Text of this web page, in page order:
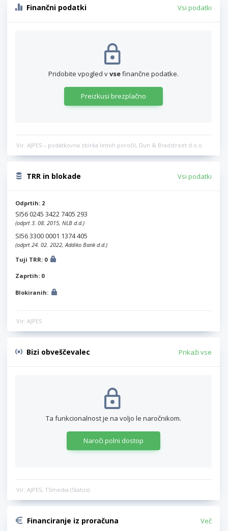
Finančni podatki Vsi podatki
Pridobite vpogled vvsefinančne podatke.
Preizkusi brezplačno
Vir: AJPES – podatkovna zbirka letnih poročil, Dun & Bradstreet d.o.o.
TRR in blokade Vsi podatki
Odprtih: 2
SI56 0245 3422 7405 293
(odprt 3. 08. 2015, NLB d.d.)
SI56 3300 0001 1374 405
(odprt 24. 02. 2022, Addiko Bank d.d.)
Tuji TRR: 0
Zaprtih: 0
Blokiranih:
Vir: AJPES
Bizi obveščevalec Prikaži vse
Ta funkcionalnost je na voljo le naročnikom.
Naroči polni dostop
Vir: AJPES, TSmedia (Status)
Financiranje iz proračuna Več